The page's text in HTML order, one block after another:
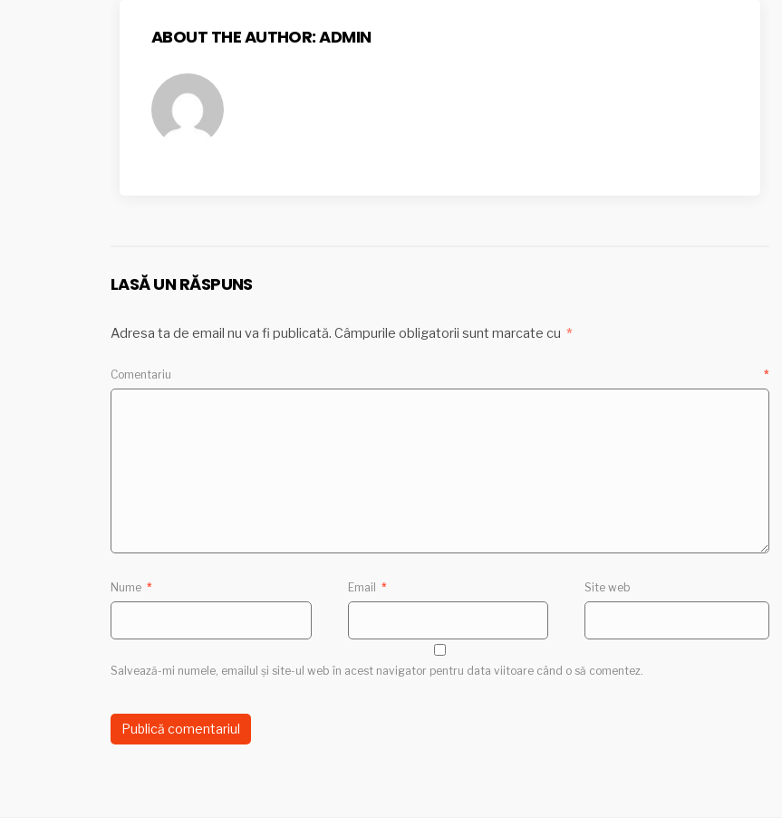
ABOUT THE AUTHOR:ADMIN
LASĂ UN RĂSPUNS
Adresa ta de email nu va fi publicată. Câmpurile obligatorii sunt marcate cu *
Comentariu *
Nume * Email * Site web
Salvează-mi numele, emailul și site-ul web în acest navigator pentru data viitoare când o să comentez.